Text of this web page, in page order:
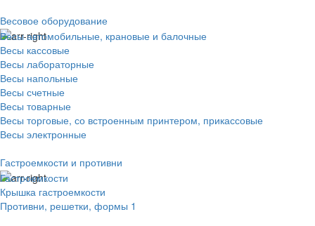
Весовое оборудование
Весы автомобильные, крановые и балочные
Весы кассовые
Весы лабораторные
Весы напольные
Весы счетные
Весы товарные
Весы торговые, со встроенным принтером, прикассовые
Весы электронные
Гастроемкости и противни
Гастроемкости
Крышка гастроемкости
Противни, решетки, формы 1